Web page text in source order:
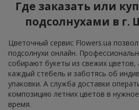
Где заказать или
подсолнухами в
Цветочный сервис Flowers.ua
подсолнухи онлайн.
собирают букеты из свежих цветов,
каждый стебель и заботясь об
упаковки. А служба доставки
композицию летних цветов в
время.